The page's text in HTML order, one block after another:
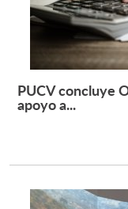
PUCV concluye
apoyo a...